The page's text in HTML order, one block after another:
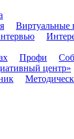
Виртуальные
Профи
центр»